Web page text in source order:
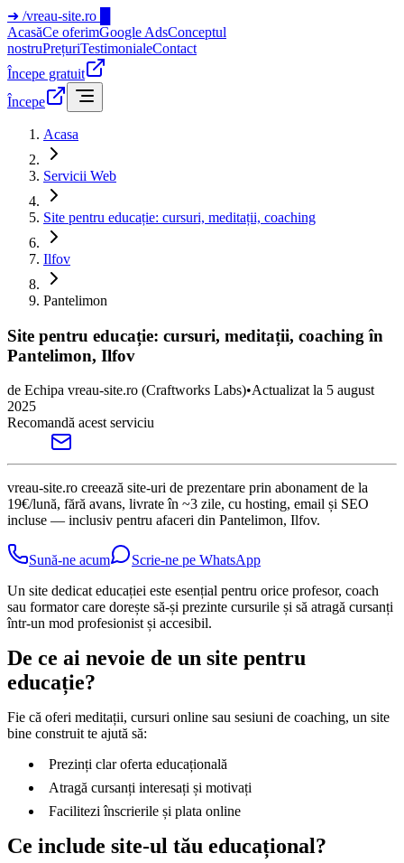
➜ /vreau-site.ro
AcasăCe oferimGoogle AdsConceptul
nostruPrețuriTestimonialeContact
Începe gratuit
Începe
Acasa
Servicii Web
Site pentru educație: cursuri, meditații, coaching
Ilfov
Pantelimon
Site pentru educație: cursuri, meditații, coaching în
Pantelimon, Ilfov
de Echipa vreau-site.ro (Craftworks Labs)•Actualizat la 5 august
2025
Recomandă acest serviciu
vreau-site.ro creează site-uri de prezentare prin abonament de la
19€/lună, fără avans, livrate în ~3 zile, cu hosting, email și SEO
incluse — inclusiv pentru afaceri din Pantelimon, Ilfov.
Sună-ne acum
Scrie-ne pe WhatsApp
Un site dedicat educației este esențial pentru orice profesor, coach
sau formator care dorește să-și prezinte cursurile și să atragă cursanți
într-un mod profesionist și accesibil.
De ce ai nevoie de un site pentru
educație?
Fie că oferi meditații, cursuri online sau sesiuni de coaching, un site
bine construit te ajută să:
Prezinți clar oferta educațională
Atragă cursanți interesați și motivați
Facilitezi înscrierile și plata online
Ce include site-ul tău educațional?